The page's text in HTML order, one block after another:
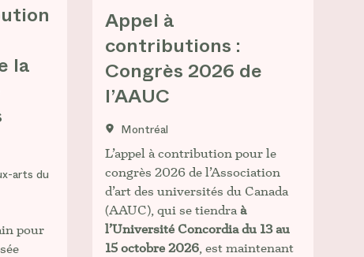
la
arts du
pour
Appel à
contributions :
Congrès 2026 de
l’AAUC
Montréal
L’appel à contribution pour le
congrès 2026 de l’Association
d’art des universités du Canada
(AAUC), qui se tiendra à
l’Université Concordia du 13 au
15 octobre 2026 , est maintenant